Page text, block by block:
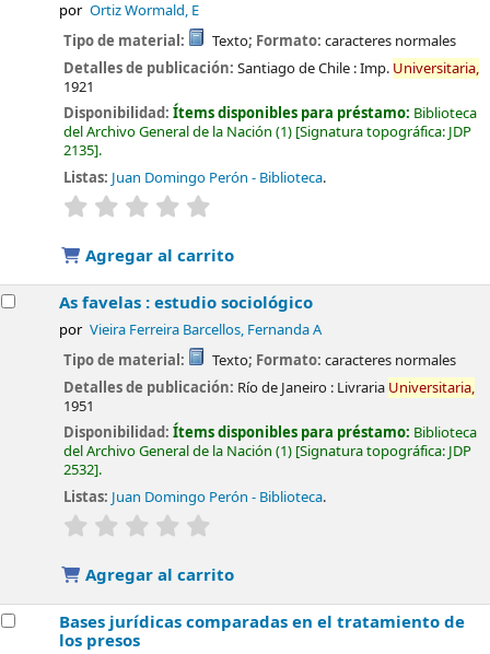
por Ortiz Wormald, E
Tipo de material: Texto; Formato: caracteres normales
Detalles de publicación:Santiago de Chile :Imp. Universitaria,
1921
Disponibilidad:Ítems disponibles para préstamo: Biblioteca
del Archivo General de la Nación (1) Signatura topográfica: JDP
2135 .
Listas: Juan Domingo Perón - Biblioteca.
valoración
Agregar al carrito
As favelas : estudio sociológico
por Vieira Ferreira Barcellos, Fernanda A
Tipo de material: Texto; Formato: caracteres normales
Detalles de publicación: Río de Janeiro : Livraria Universitaria,
1951
Disponibilidad:Ítems disponibles para préstamo: Biblioteca
del Archivo General de la Nación (1) Signatura topográfica: JDP
2532 .
Listas: Juan Domingo Perón - Biblioteca.
valoración
Agregar al carrito
Bases jurídicas comparadas en el tratamiento de
los presos